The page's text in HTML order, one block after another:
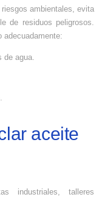
ambientales, evita
de residuos peligrosos.
adecuadamente:
de agua.
aceite
industriales, talleres